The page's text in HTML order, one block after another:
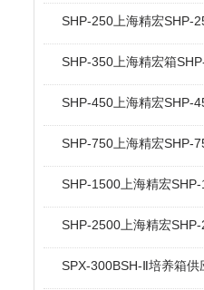
SHP-250上海精宏SHP-
SHP-350上海精宏箱
SHP-450上海精宏SHP-
SHP-750上海精宏SHP-
SHP-1500上海精宏
SHP-2500上海精宏
SPX-300BSH-Ⅱ培养箱